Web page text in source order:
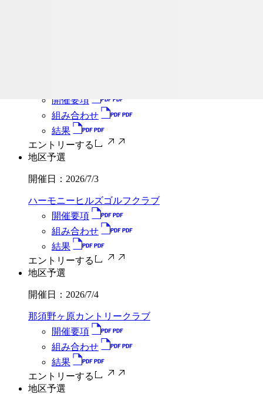
開催要項
組み合わせ
結果
エントリーする
地区予選
開催日： 2026/7/3
ハーモニーヒルズゴルフクラブ
開催要項
組み合わせ
結果
エントリーする
地区予選
開催日： 2026/7/4
那須野ヶ原カントリークラブ
開催要項
組み合わせ
結果
エントリーする
地区予選